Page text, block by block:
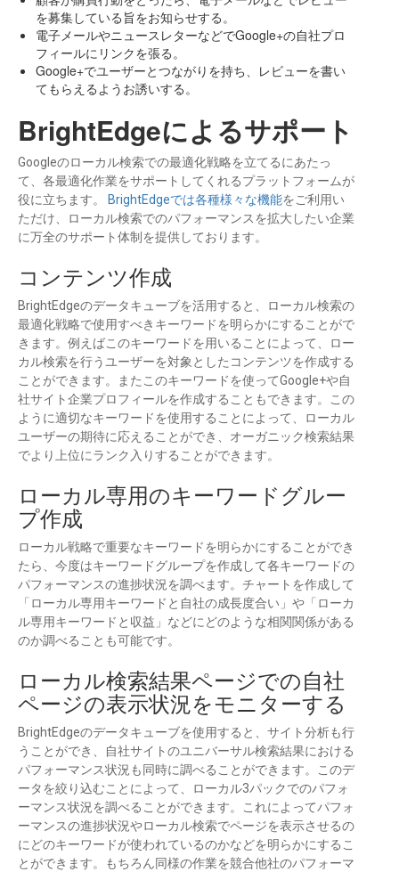
を募集している旨をお知らせする。
電子メールやニュースレターなどでGoogle+の自社プロ
フィールにリンクを張る。
Google+でユーザーとつながりを持ち、レビューを書い
てもらえるようお誘いする。
BrightEdgeによるサポート
Googleのローカル検索での最適化戦略を立てるにあたっ
て、各最適化作業をサポートしてくれるプラットフォームが
役に立ちます。
BrightEdgeでは各種様々な機能をご利用い
ただけ、ローカル検索でのパフォーマンスを拡大したい企業
に万全のサポート体制を提供しております。
コンテンツ作成
BrightEdgeのデータキューブを活用すると、ローカル検索の
最適化戦略で使用すべきキーワードを明らかにすることがで
きます。例えばこのキーワードを用いることによって、ロー
カル検索を行うユーザーを対象としたコンテンツを作成する
ことができます。またこのキーワードを使ってGoogle+や自
社サイト企業プロフィールを作成することもできます。この
ように適切なキーワードを使用することによって、ローカル
ユーザーの期待に応えることができ、オーガニック検索結果
でより上位にランク入りすることができます。
ローカル専用のキーワードグルー
プ作成
ローカル戦略で重要なキーワードを明らかにすることができ
たら、今度はキーワードグループを作成して各キーワードの
パフォーマンスの進捗状況を調べます。チャートを作成して
「ローカル専用キーワードと自社の成長度合い」や「ローカ
ル専用キーワードと収益」などにどのような相関関係がある
のか調べることも可能です。
ローカル検索結果ページでの自社
ページの表示状況をモニターする
BrightEdgeのデータキューブを使用すると、サイト分析も行
うことができ、自社サイトのユニバーサル検索結果における
パフォーマンス状況も同時に調べることができます。このデ
ータを絞り込むことによって、ローカル3パックでのパフォ
ーマンス状況を調べることができます。これによってパフォ
ーマンスの進捗状況やローカル検索でページを表示させるの
にどのキーワードが使われているのかなどを明らかにするこ
とができます。もちろん同様の作業を競合他社のパフォーマ